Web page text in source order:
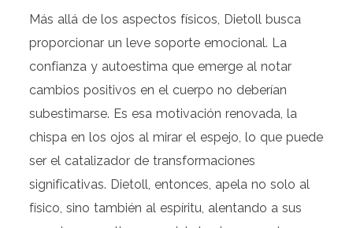
Más allá de los aspectos físicos, Dietoll busca
proporcionar un leve soporte emocional. La
confianza y autoestima que emerge al notar
cambios positivos en el cuerpo no deberían
subestimarse. Es esa motivación renovada, la
chispa en los ojos al mirar el espejo, lo que puede
ser el catalizador de transformaciones
significativas. Dietoll, entonces, apela no solo al
físico, sino también al espíritu, alentando a sus